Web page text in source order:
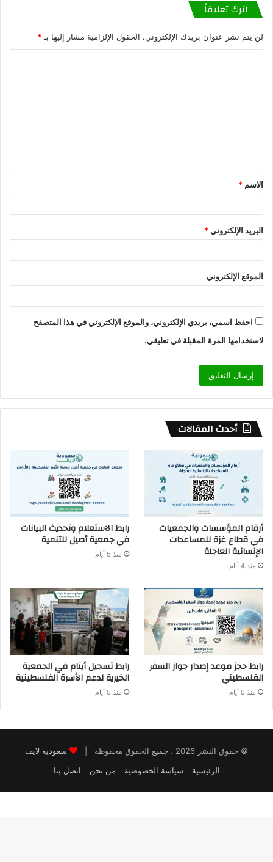
اترك تعليقاً
لن يتم نشر عنوان بريدك الإلكتروني. الحقول الإلزامية مشار إليها بـ *
الاسم *
البريد الإلكتروني*
الموقع الإلكتروني
احفظ اسمي، بريدي الإلكتروني، والموقع الإلكتروني في هذا المتصفح
لاستخدامها المرة المقبلة في تعليقي.
أحدث المقالات
أرقام المؤسسات والجمعيات
في قطاع غزة للمساعدات
الإنسانية العاجلة
منذ 4 أيام
رابط الاستعلام وتحديث البيانات
في جمعية أصيل للتنمية
منذ 5 أيام
رابط حجز موعد إصدار جواز السفر
الفلسطيني
منذ 5 أيام
رابط تسجيل أيتام في الجمعية
الخيرية لدعم الأسرة الفلسطينية
منذ 5 أيام
© حقوق النشر 2026 ، جميع الحقوق محفوظة |
سعودية لايف
الرئيسية
سياسة الخصوصية من نحن اتصل بنا